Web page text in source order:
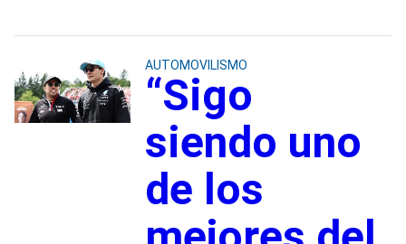
AUTOMOVILISMO
“Sigo
siendo uno
de los